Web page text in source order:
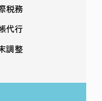
税務
代行
調整